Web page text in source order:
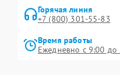
Горячая линия
+7 (800) 301-55-83
Время работы
Ежедневно с 9:00 до